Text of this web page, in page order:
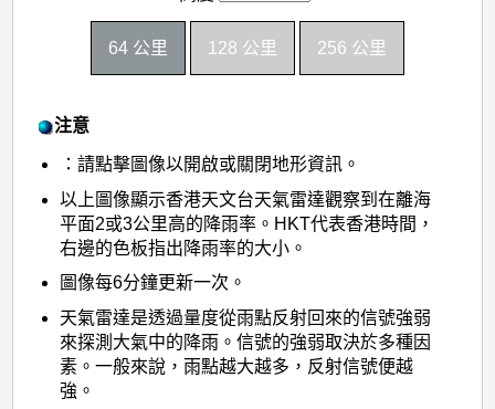
64 公里 128 公里 256 公里
注意
：請點擊圖像以開啟或關閉地形資訊。
以上圖像顯示香港天文台天氣雷達觀察到在離海
平面2或3公里高的降雨率。HKT代表香港時間，
右邊的色板指出降雨率的大小。
圖像每6分鐘更新一次。
天氣雷達是透過量度從雨點反射回來的信號強弱
來探測大氣中的降雨。信號的強弱取決於多種因
素。一般來說，雨點越大越多，反射信號便越
強。